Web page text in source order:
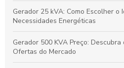
Gerador 25 kVA: Como Escolher o
Necessidades Energéticas
Gerador 500 KVA Preço:
Ofertas do Mercado